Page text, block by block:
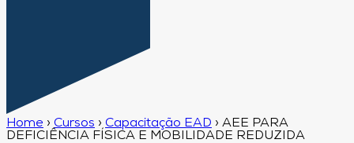
Home › Cursos › Capacitação EAD › AEE PARA
DEFICIÊNCIA FÍSICA E MOBILIDADE REDUZIDA